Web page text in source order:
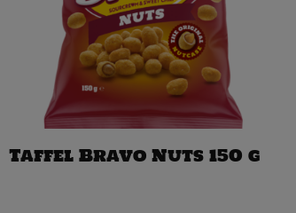
Taffel Bravo Nuts 150 g